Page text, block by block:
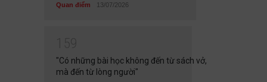
Quan điểm 13/07/2026
"Có những bài học không đến từ sách vở,
mà đến từ lòng người"